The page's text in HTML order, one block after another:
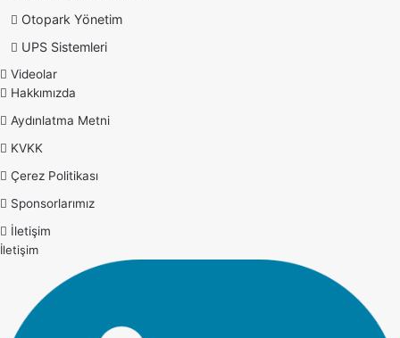
Otopark Yönetim
UPS Sistemleri
Videolar
Hakkımızda
Aydınlatma Metni
KVKK
Çerez Politikası
Sponsorlarımız
İletişim
İletişim